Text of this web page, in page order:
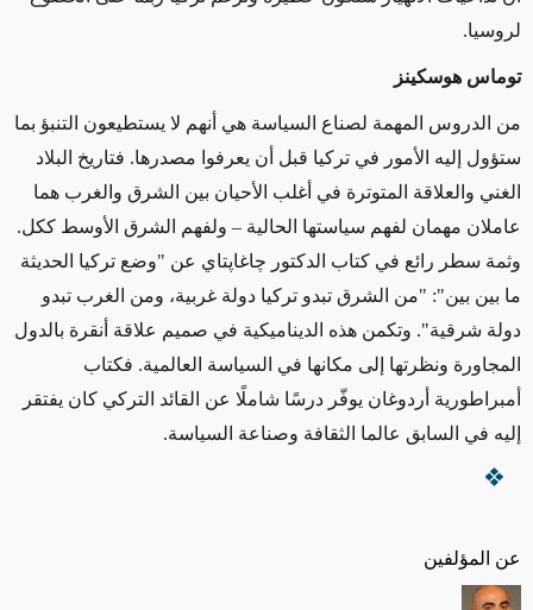
عن المؤلفين
لروسيا.
توماس هوسكينز
من الدروس المهمة لصناع السياسة هي أنهم لا يستطيعون التنبؤ بما
ستؤول إليه الأمور في تركيا قبل أن يعرفوا مصدرها. فتاريخ البلاد
الغني والعلاقة المتوترة في أغلب الأحيان بين الشرق والغرب هما
عاملان مهمان لفهم سياستها الحالية – ولفهم الشرق الأوسط ككل.
وثمة سطر رائع في كتاب الدكتور چاغاپتاي عن "وضع تركيا الحديثة
ما بين بين": "من الشرق تبدو تركيا دولة غربية، ومن الغرب تبدو
دولة شرقية". وتكمن هذه الديناميكية في صميم علاقة أنقرة بالدول
المجاورة ونظرتها إلى مكانها في السياسة العالمية. فكتاب
أمبراطورية أردوغان يوفّر درسًا شاملًا عن القائد التركي كان يفتقر
إليه في السابق عالما الثقافة وصناعة السياسة.